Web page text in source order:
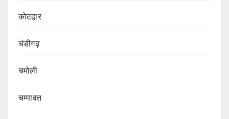
कोटद्वार
चंडीगढ़
चमोली
चम्पावत